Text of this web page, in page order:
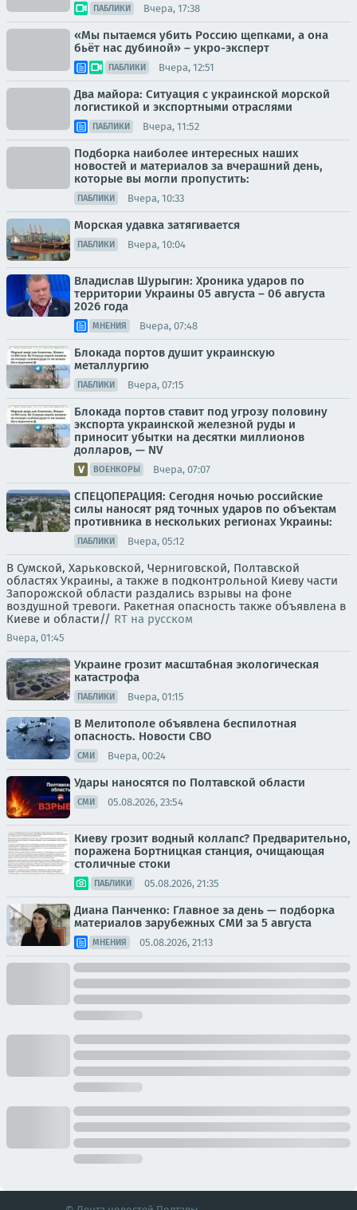
ПАБЛИКИ Вчера, 17:38
«Мы пытаемся убить Россию щепками, а она
бьёт нас дубиной» – укро-эксперт
ПАБЛИКИ Вчера, 12:51
Два майора: Ситуация с украинской морской
логистикой и экспортными отраслями
ПАБЛИКИ Вчера, 11:52
Подборка наиболее интересных наших
новостей и материалов за вчерашний день,
которые вы могли пропустить:
ПАБЛИКИ Вчера, 10:33
Морская удавка затягивается
ПАБЛИКИ Вчера, 10:04
Владислав Шурыгин: Хроника ударов по
территории Украины 05 августа – 06 августа
2026 года
МНЕНИЯ Вчера, 07:48
Блокада портов душит украинскую
металлургию
ПАБЛИКИ Вчера, 07:15
Блокада портов ставит под угрозу половину
экспорта украинской железной руды и
приносит убытки на десятки миллионов
долларов, — NV
ВОЕНКОРЫ Вчера, 07:07
СПЕЦОПЕРАЦИЯ: Сегодня ночью российские
силы наносят ряд точных ударов по объектам
противника в нескольких регионах Украины:
ПАБЛИКИ Вчера, 05:12
В Сумской, Харьковской, Черниговской, Полтавской
областях Украины, а также в подконтрольной Киеву части
Запорожской области раздались взрывы на фоне
воздушной тревоги. Ракетная опасность также объявлена в
Киеве и области// RT на русском
Вчера, 01:45
Украине грозит масштабная экологическая
катастрофа
ПАБЛИКИ Вчера, 01:15
В Мелитополе объявлена беспилотная
опасность. Новости СВО
СМИ Вчера, 00:24
Удары наносятся по Полтавской области
СМИ 05.08.2026, 23:54
Киеву грозит водный коллапс? Предварительно,
поражена Бортницкая станция, очищающая
столичные стоки
ПАБЛИКИ 05.08.2026, 21:35
Диана Панченко: Главное за день — подборка
материалов зарубежных СМИ за 5 августа
МНЕНИЯ 05.08.2026, 21:13